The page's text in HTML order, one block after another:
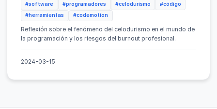
#software #programadores #celodurismo
#código
#herramientas
#codemotion
Reflexión sobre el fenómeno del celodurismo en el mundo de
la programación y los riesgos del burnout profesional.
2024-03-15